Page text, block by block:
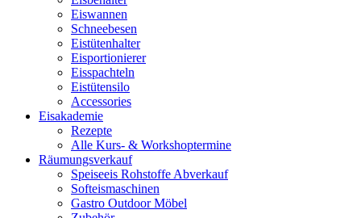
Eiswannen
Schneebesen
Eistütenhalter
Eisportionierer
Eisspachteln
Eistütensilo
Accessories
Eisakademie
Rezepte
Alle Kurs- & Workshoptermine
Räumungsverkauf
Speiseeis Rohstoffe Abverkauf
Softeismaschinen
Gastro Outdoor Möbel